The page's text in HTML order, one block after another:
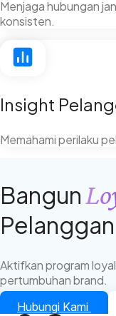
Menjaga hubungan
konsisten.
Insight
Memahami perilaku
Bangun
Aktifkan program
pertumbuhan brand.
Hubungi Kami